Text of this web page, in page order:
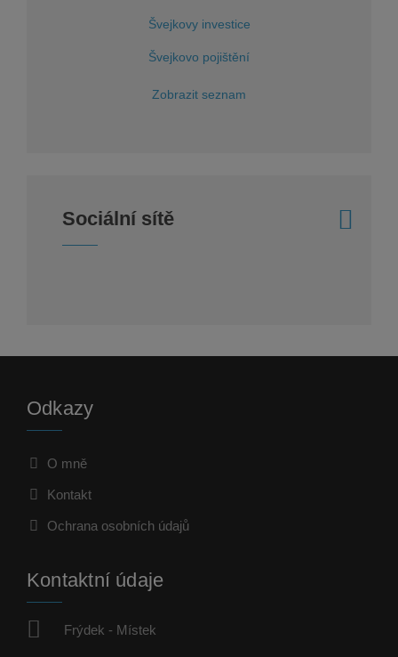
Švejkovy investice
Švejkovo pojištění
Zobrazit seznam
Sociální sítě
Odkazy
O mně
Kontakt
Ochrana osobních údajů
Kontaktní údaje
Frýdek - Místek